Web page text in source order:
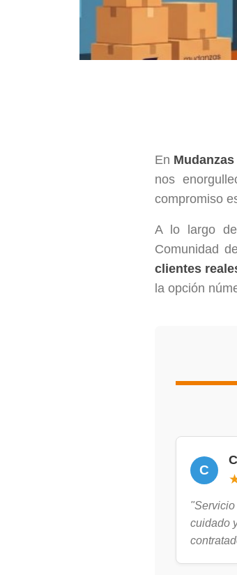
En
nos
compromiso
A lo largo
Comunidad
clientes
la opción
C
cuidado